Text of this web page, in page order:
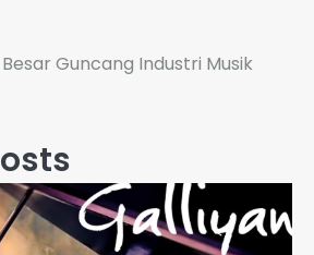
Guncang Industri Musik